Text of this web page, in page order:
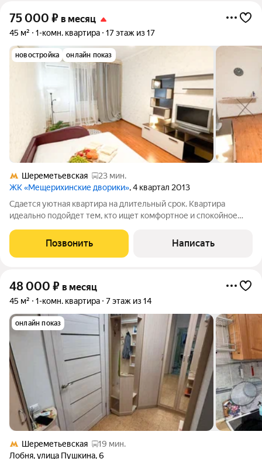
75 000 ₽ в месяц
45 м² 1-комн. квартира 17 этаж из 17
новостройка онлайн показ
Шереметьевская
23 мин.
ЖК «Мещерихинские дворики», 4 квартал 2013
Сдается уютная квартира на длительный срок. Квартира
идеально подойдет тем, кто ищет комфортное и спокойное
полностью готово к заселению. Здесь приятно жить как
одному человеку, так и семье. В
Позвонить Написать
48 000 ₽ в месяц
45 м² 1-комн. квартира 7 этаж из 14
онлайн показ
Шереметьевская
19 мин.
Лобня,улица Пушкина,6